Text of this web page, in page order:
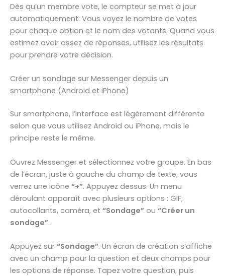
Dès qu’un membre vote, le compteur se met à jour
automatiquement. Vous voyez le nombre de votes
pour chaque option et le nom des votants. Quand vous
estimez avoir assez de réponses, utilisez les résultats
pour prendre votre décision.
Créer un sondage sur Messenger depuis un
smartphone (Android et iPhone)
Sur smartphone, l’interface est légèrement différente
selon que vous utilisez Android ou iPhone, mais le
principe reste le même.
Ouvrez Messenger et sélectionnez votre groupe. En bas
de l’écran, juste à gauche du champ de texte, vous
verrez une icône “+”. Appuyez dessus. Un menu
déroulant apparaît avec plusieurs options : GIF,
autocollants, caméra, et “Sondage” ou “Créer un
sondage”.
Appuyez sur “Sondage”. Un écran de création s’affiche
avec un champ pour la question et deux champs pour
les options de réponse. Tapez votre question, puis